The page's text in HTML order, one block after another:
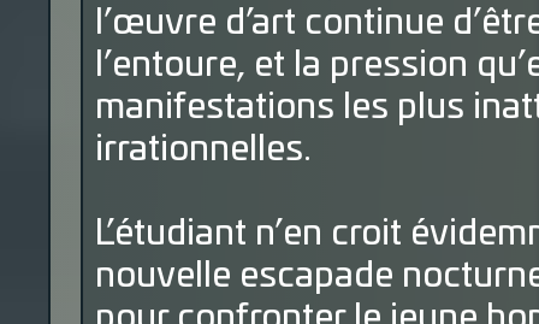
l’œuvre d’art continue
l’entoure, et la pression
manifestations les plus
irrationnelles.
L’étudiant n’en croit
nouvelle escapade